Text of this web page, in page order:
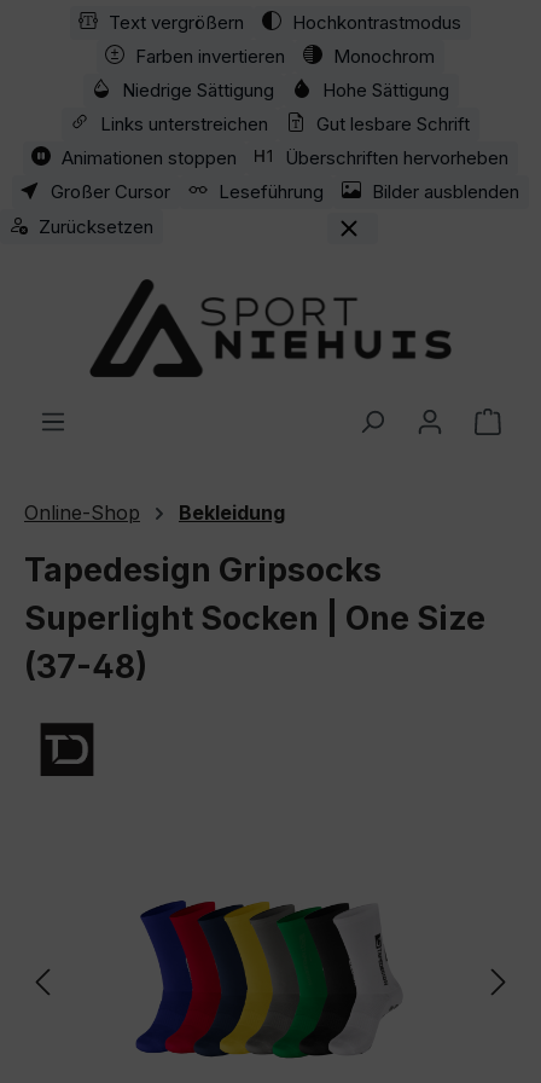
Zum Hauptinhalt springen
Text vergrößern
Hochkontrastmodus
Farben invertieren
Monochrom
Niedrige Sättigung
Hohe Sättigung
Links unterstreichen
Gut lesbare Schrift
Animationen stoppen
Überschriften hervorheben
Großer Cursor
Leseführung
Bilder ausblenden
Zurücksetzen
Online-Shop Bekleidung
Tapedesign Gripsocks
Superlight Socken | One Size
(37-48)